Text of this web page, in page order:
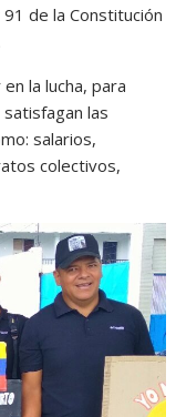
de la Constitución
la lucha, para
las
salarios,
colectivos,